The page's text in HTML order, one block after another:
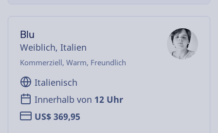
Blu
Weiblich, Italien
Kommerziell, Warm, Freundlich
Italienisch
Innerhalb von 12 Uhr
US$ 369,95